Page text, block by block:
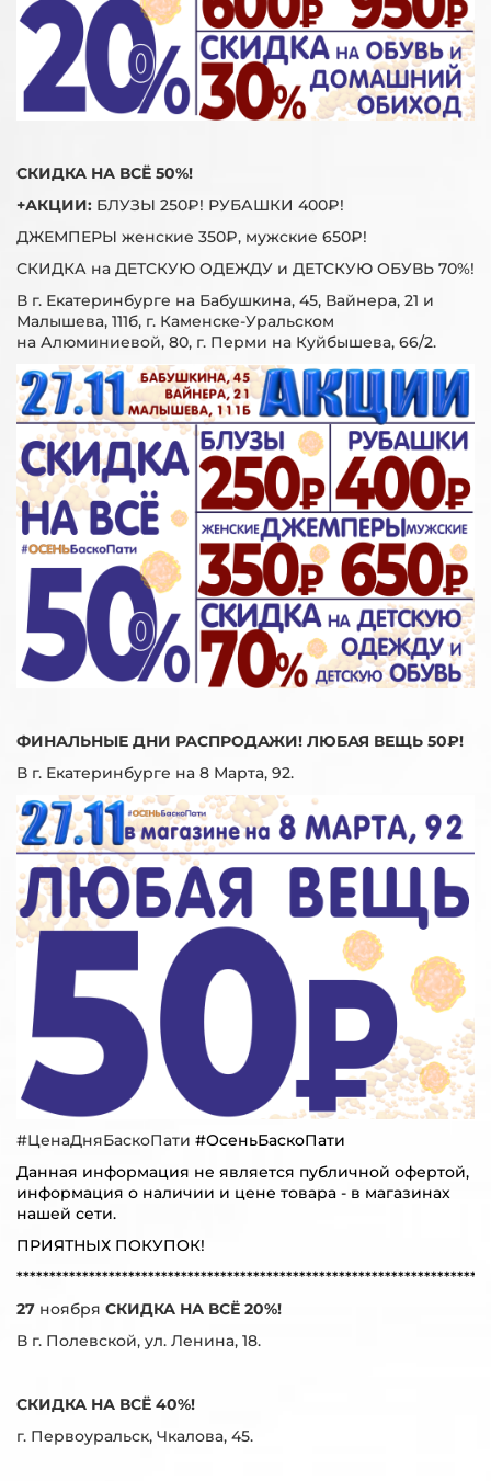
СКИДКА НА ВСЁ 50%!
+АКЦИИ: БЛУЗЫ 250₽! РУБАШКИ 400₽!
ДЖЕМПЕРЫ женские 350₽, мужские 650₽!
СКИДКА на ДЕТСКУЮ ОДЕЖДУ и ДЕТСКУЮ ОБУВЬ 70%!
В г. Екатеринбурге на Бабушкина, 45, Вайнера, 21 и
Малышева, 111б, г. Каменске-Уральском
на Алюминиевой, 80, г. Перми на Куйбышева, 66/2.
ФИНАЛЬНЫЕ ДНИ РАСПРОДАЖИ! ЛЮБАЯ ВЕЩЬ 50₽!
В г. Екатеринбурге на 8 Марта, 92.
#ЦенаДняБаскоПати #ОсеньБаскоПати
Данная информация не является публичной офертой,
информация о наличии и цене товара - в магазинах
нашей сети.
ПРИЯТНЫХ ПОКУПОК!
27 ноября СКИДКА НА ВСЁ 20%!
В г. Полевской, ул. Ленина, 18.
СКИДКА НА ВСЁ 40%!
г. Первоуральск, Чкалова, 45.